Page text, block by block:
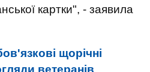
картки", - заявила
щорічні
ветеранів